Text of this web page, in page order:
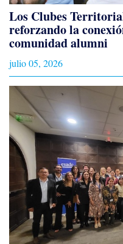
Los Clubes
reforzando la
comunidad alumni
julio 05, 2026